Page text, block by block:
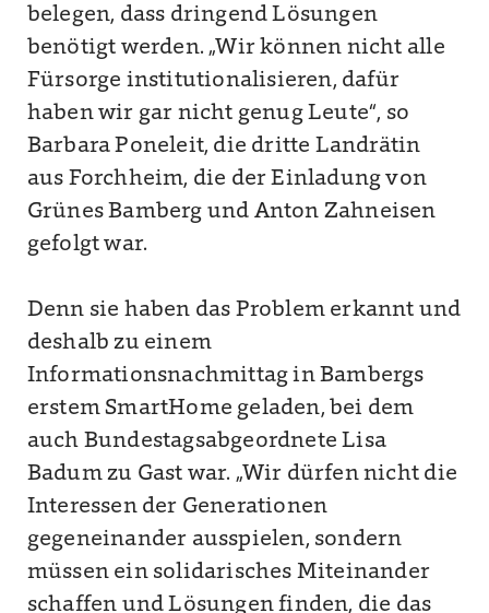
belegen, dass dringend Lösungen
benötigt werden. „Wir können nicht alle
Fürsorge institutionalisieren, dafür
haben wir gar nicht genug Leute“, so
Barbara Poneleit, die dritte Landrätin
aus Forchheim, die der Einladung von
Grünes Bamberg und Anton Zahneisen
gefolgt war.
Denn sie haben das Problem erkannt und
deshalb zu einem
Informationsnachmittag in Bambergs
erstem SmartHome geladen, bei dem
auch Bundestagsabgeordnete Lisa
Badum zu Gast war. „Wir dürfen nicht die
Interessen der Generationen
gegeneinander ausspielen, sondern
müssen ein solidarisches Miteinander
schaffen und Lösungen finden, die das